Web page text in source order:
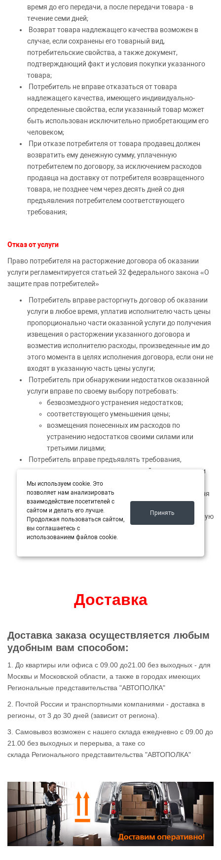
время до его передачи, а после передачи товара - в
течение семи дней;
Возврат товара надлежащего качества возможен в
случае, если сохранены его товарный вид,
потребительские свойства, а также документ,
подтверждающий факт и условия покупки указанного
товара;
Потребитель не вправе отказаться от товара
надлежащего качества, имеющего индивидуально-
определенные свойства, если указанный товар может
быть использован исключительно приобретающим его
человеком;
При отказе потребителя от товара продавец должен
возвратить ему денежную сумму, уплаченную
потребителем по договору, за исключением расходов
продавца на доставку от потребителя возвращенного
товара, не позднее чем через десять дней со дня
предъявления потребителем соответствующего
требования;
Отказ от услуги
Право потребителя на расторжение договора об оказании
услуги регламентируется статьей 32 федерального закона «О
защите прав потребителей»
Потребитель вправе расторгнуть договор об оказании
услуги в любое время, уплатив исполнителю часть цены
пропорционально части оказанной услуги до получения
извещения о расторжении указанного договора и
возместив исполнителю расходы, произведенные им до
этого момента в целях исполнения договора, если они не
входят в указанную часть цены услуги;
Потребитель при обнаружении недостатков оказанной
услуги вправе по своему выбору потребовать:
безвозмездного устранения недостатков;
соответствующего уменьшения цены;
возмещения понесенных им расходов по
устранению недостатков своими силами или
третьими лицами;
Потребитель вправе предъявлять требования,
связанные с недостатками оказанной услуги, если они
обнаружены в течение гарантийного срока, а при его
отсутствии в разумный срок, в пределах двух лет со дня
принятия оказанной услуги;
Исполнитель отвечает за недостатки услуги, на которую
не установлен гарантийный срок, если потребитель
докажет, что они возникли до ее принятия им или по
Доставка
Доставка заказа осуществляется любым
удобным вам способом:
1. До квартиры или офиса с 09.00 до21.00 без выходных - для
Москвы и Московской области, а также в городах имеющих
Региональные представительства "АВТОПОЛКА"
2. Почтой России и транспортными компаниями - доставка в
регионы, от 3 до 30 дней (зависит от региона).
3. Самовывоз возможен с нашего склада ежедневно с 09.00 до
21.00 без выходных и перерыва, а таке со
склада Регионального представительства "АВТОПОЛКА"
Мы используем cookie. Это
позволяет нам анализировать
взаимодействие посетителей с
сайтом и делать его лучше.
Продолжая пользоваться сайтом,
вы соглашаетесь с
использованием файлов cookie.
Принять